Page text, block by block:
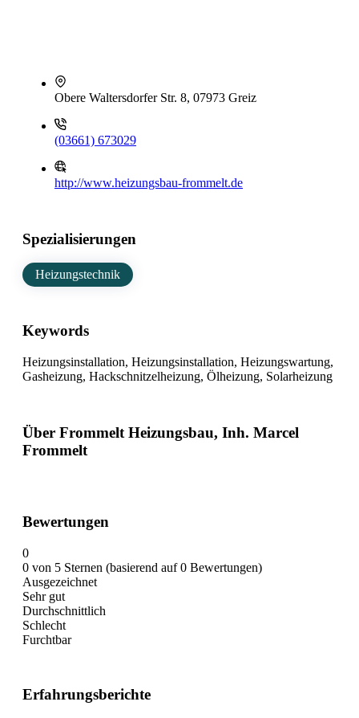
Obere Waltersdorfer Str. 8, 07973 Greiz
(03661) 673029
http://www.heizungsbau-frommelt.de
Spezialisierungen
Heizungstechnik
Keywords
Heizungsinstallation, Heizungsinstallation, Heizungswartung,
Gasheizung, Hackschnitzelheizung, Ölheizung, Solarheizung
Über Frommelt Heizungsbau, Inh. Marcel
Frommelt
Bewertungen
0
0 von 5 Sternen (basierend auf 0 Bewertungen)
Ausgezeichnet
Sehr gut
Durchschnittlich
Schlecht
Furchtbar
Erfahrungsberichte